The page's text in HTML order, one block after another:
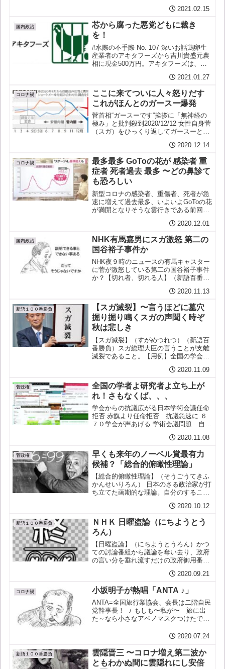
ー昔はこーゆーのなかったがななんと森
喜朗も川淵三郎にオフロードパスを試み
ていたスガ政権の動きは「...
2021.02.15
国内政治
芯から腐った悪党どもに裁き
を！
#水際の不手際 No. 107 深いお話鶏卵生
産業者のアキタフーズから吉川貴盛元農
相に現金500万円。アキタフーズは、コ
ア」（動物福祉）の動きに待ったをかけ
たかった模様。欧米で取り組みの進む
「動物福祉」。...
2021.01.27
コロナ禍
ここに来てついに人々怒りだす
これがほんとのガースー爆発
菅首相“ガースーです”挨拶に「無神経の
極み」と批判殺到2020/12/12 女性自身菅
（スガ）をひっくり返してガースーとい
布している私が目にするものはほとんど
すべてスガへの激しい批判や侮蔑をこめ
たものそれ...
2020.12.14
コロナ禍
最多最多 GoToの花が 感染者 重
症者 死者過去 最多 〜どの鼻診て
も恐ろしい
新型コロナの感染者、重傷者、死者が急
速に増えて過去最多、いよいよGoToの花
が満開となりそうな雲行きである前回
の政府への絶望秋から冬にかけて大きな
感染拡大の波が襲うのは１年近く前から
予測できたというのに検...
2020.12.01
国内政治
NHK有馬嘉男にスガ激怒 第二の
国谷裕子事件か
NHK夜９時のニュースの有馬キャスター
に菅が激怒している第二の国谷裕子事件
か？【切れ者、切れる人】（新語百番勝
例】スガがNHKのニュース番組で受けた
質問が事前調整になかったものだとか言
って激怒してるらしいよ...
2020.11.13
新語１００番勝負
【スガ滅裂】〜言うほどに墓穴
掘り掘り鳴くスガの声聞く時ぞ
秋は悲しき
【スガ滅裂】（すがめつれつ）（新語百
番勝負）スガ総理大臣の言うことが支離
滅裂であること。【用例】全国の学会等
の志位和夫書記局長が4日の国会で菅総
理にその事実を突きつけたが、菅の答え
ていわく：学問の自由と...
2020.11.09
菅政権
全国の学者よ研究者よ立ち上が
れ！さもなくば、、、
学会からの抗議広がる日本学術会議任命
拒否 赤旗より任命拒否 抗議急速に ６
７０学会が声あげる 学術会議問題 自然
2020.11.1大学、多彩な学会、消費者団
体、宗教団体による抗議声明反発が幅広
い分野で急速に広...
2020.11.08
菅政権
早くも来年のノーベル賞最有力
候補？「総合的俯瞰性理論」
【総合的俯瞰性理論】（そうごうてきふ
かんせいりろん） 日本のさる政治家が打
ち立てた画期的な理論。自分のすること
論拠や理由すら掲げることなく、いつし
か他の問題にすり変わり、「適切」で
「問題ない」こととなって...
2020.10.12
新語１００番勝負
ＮＨＫ 日曜盗論（にちようとう
ろん）
【日曜盗論】（にちようとうろん）かつ
ての討論番組から議論を奪い去り、政府
の言い分を垂れ流すだけの政府御用番組
と。【用例】先月２日の菅官房長官（当
時）に続いて、今度は成立したばかりの
菅・新政権の立場を閣僚...
2020.09.21
コロナ禍 小坂明子が熱唱「ANTA ♪」
ANTA=全国旅行業協会、会長は二階自民
党幹事長！￼ ♪ もしも〜私が〜 旅に出
た～なら小さなアベノマスクつけたでし
には汚い ダニがいるのよあおいカビ
ANTA～A...
2020.07.24
新語１００番勝負
雲隠晋三 〜コロナ増え第二波か
ともわかぬ間に雲隠れにし安倍